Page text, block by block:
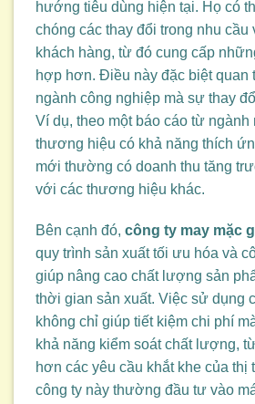
hướng tiêu dùng hiện tại. Họ có
chóng các thay đổi trong nhu cầu
khách hàng, từ đó cung cấp
hợp hơn. Điều này đặc biệt quan
ngành công nghiệp mà sự thay
Ví dụ, theo một báo cáo từ ngành
thương hiệu có khả năng thích
mới thường có doanh thu tăng
với các thương hiệu khác.
Bên cạnh đó, công ty may mặc
quy trình sản xuất tối ưu hóa và
giúp nâng cao chất lượng sản
thời gian sản xuất. Việc sử dụng
không chỉ giúp tiết kiệm chi phí
khả năng kiểm soát chất lượng,
hơn các yêu cầu khắt khe của
công ty này thường đầu tư vào